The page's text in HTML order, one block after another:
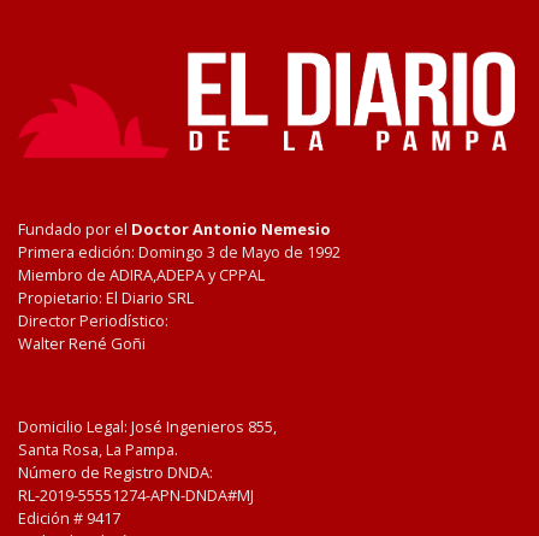
Fundado por el Doctor Antonio Nemesio
Primera edición: Domingo 3 de Mayo de 1992
Miembro de ADIRA,ADEPA y CPPAL
Propietario: El Diario SRL
Director Periodístico:
Walter René Goñi
Domicilio Legal: José Ingenieros 855,
Santa Rosa, La Pampa.
Número de Registro DNDA:
RL-2019-55551274-APN-DNDA#MJ
Edición # 9417